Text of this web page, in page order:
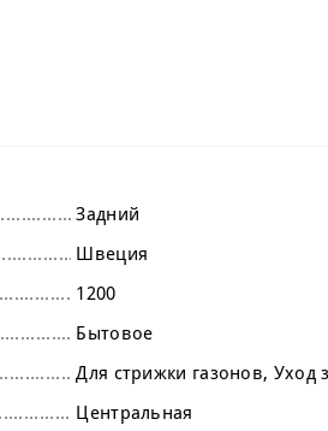
Задний
Швеция
1200
Бытовое
Для стрижки газонов Уход
Центральная